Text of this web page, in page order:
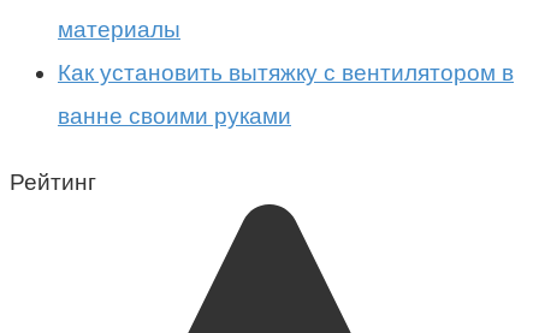
материалы
Как установить вытяжку с вентилятором в
ванне своими руками
Рейтинг